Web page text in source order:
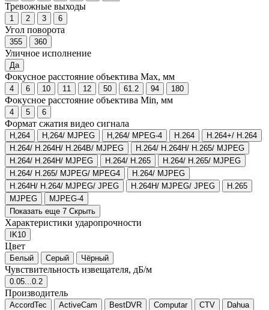
Тревожные выходы
1 2 3 6
Угол поворота
355 360
Уличное исполнение
Да
Фокусное расстояние объектива Max, мм
4 6 10 11 12 50 61.2 94 180
Фокусное расстояние объектива Min, мм
4 5 6
Формат сжатия видео сигнала
H,264 H,264/ MJPEG H,264/ MPEG-4 H.264
H.264+/ H.264
H.264/ H.264H/ H.264B/ MJPEG
H.264/ H.264H/ H.265/ MJPEG
H.264/ H.264H/ MJPEG
H.264/ H.265
H.264/ H.265/ MJPEG
H.264/ H.265/ MJPEG/ MPEG4
H.264/ MJPEG
H.264H/ H.264/ MJPEG/ JPEG
H.264H/ MJPEG/ JPEG
H.265
MJPEG
MJPEG-4
Показать еще 7 Скрыть
Характеристики ударопрочности
IK10
Цвет
Белый Серый Чёрный
Чувствительность извещателя, дБ/м
0.05...0.2
Производитель
AccordTec ActiveCam BestDVR Computar CTV
Dahua